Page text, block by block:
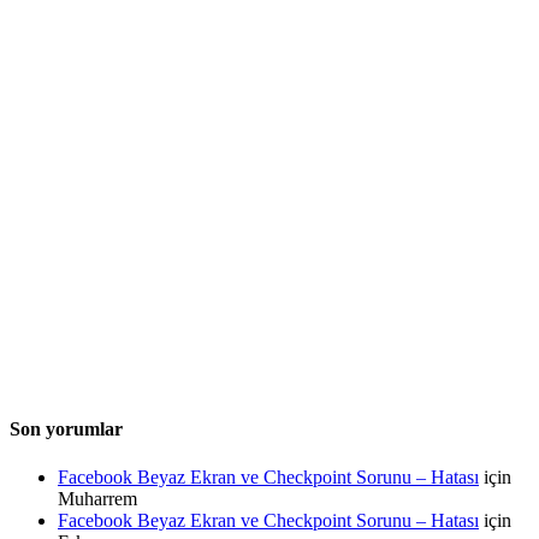
Son yorumlar
Facebook Beyaz Ekran ve Checkpoint Sorunu – Hatası için
Muharrem
Facebook Beyaz Ekran ve Checkpoint Sorunu – Hatası için